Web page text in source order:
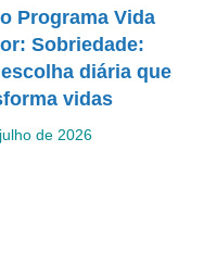
Programa Vida
Sobriedade:
diária que
vidas
de 2026